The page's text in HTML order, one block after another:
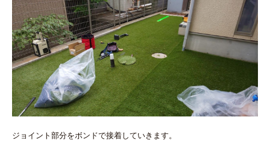
ジョイント部分をボンドで接着していきます。